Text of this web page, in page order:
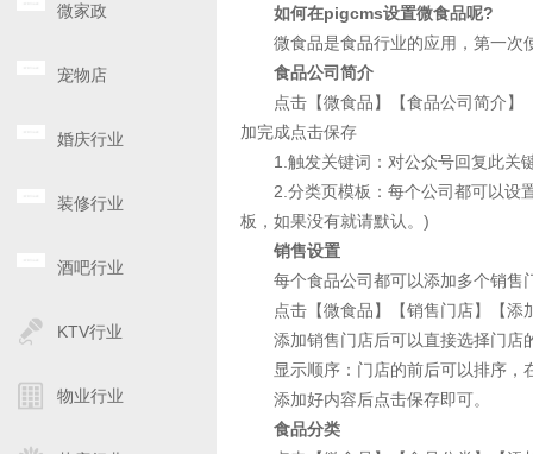
微家政
宠物店
婚庆行业
装修行业
酒吧行业
KTV行业
物业行业
如何在pigcms设置微食品呢?
微食品是食品行业的应用，第一次
食品公司简介
点击【微食品】【食品公司简介】
加完成点击保存
1.触发关键词：对公众号回复此关
2.分类页模板：每个公司都可以设置
板，如果没有就请默认。)
销售设置
每个食品公司都可以添加多个销售
点击【微食品】【销售门店】【添
添加销售门店后可以直接选择门店
显示顺序：门店的前后可以排序，
添加好内容后点击保存即可。
食品分类